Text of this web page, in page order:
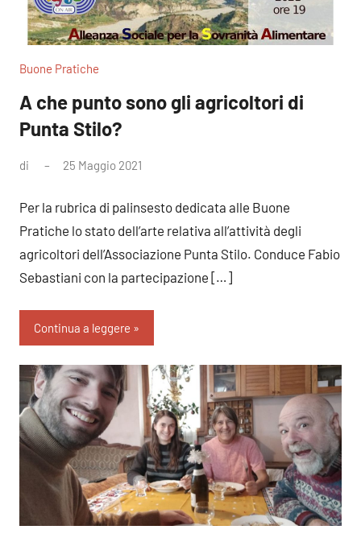
Buone Pratiche
A che punto sono gli agricoltori di
Punta Stilo?
di 25 Maggio 2021
Per la rubrica di palinsesto dedicata alle Buone
Pratiche lo stato dell’arte relativa all’attività degli
agricoltori dell’Associazione Punta Stilo. Conduce Fabio
Sebastiani con la partecipazione […]
Continua a leggere